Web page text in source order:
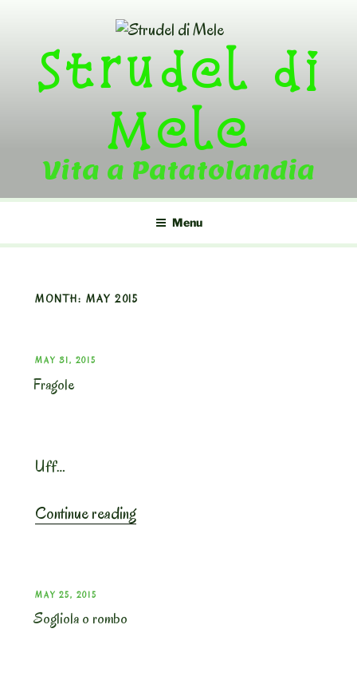
contentStrudel di
Mele
Vita a Patatolandia
Menu
MONTH: MAY 2015
POSTED
ON
MAY 31, 2015
Fragole
Uff…
Continue reading“Fragole”
POSTED
ON
MAY 25, 2015
Sogliola o rombo